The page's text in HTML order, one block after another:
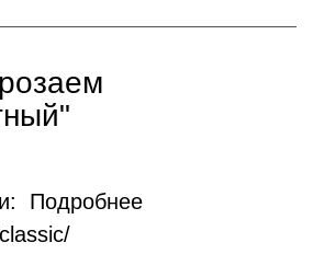
Подробнее